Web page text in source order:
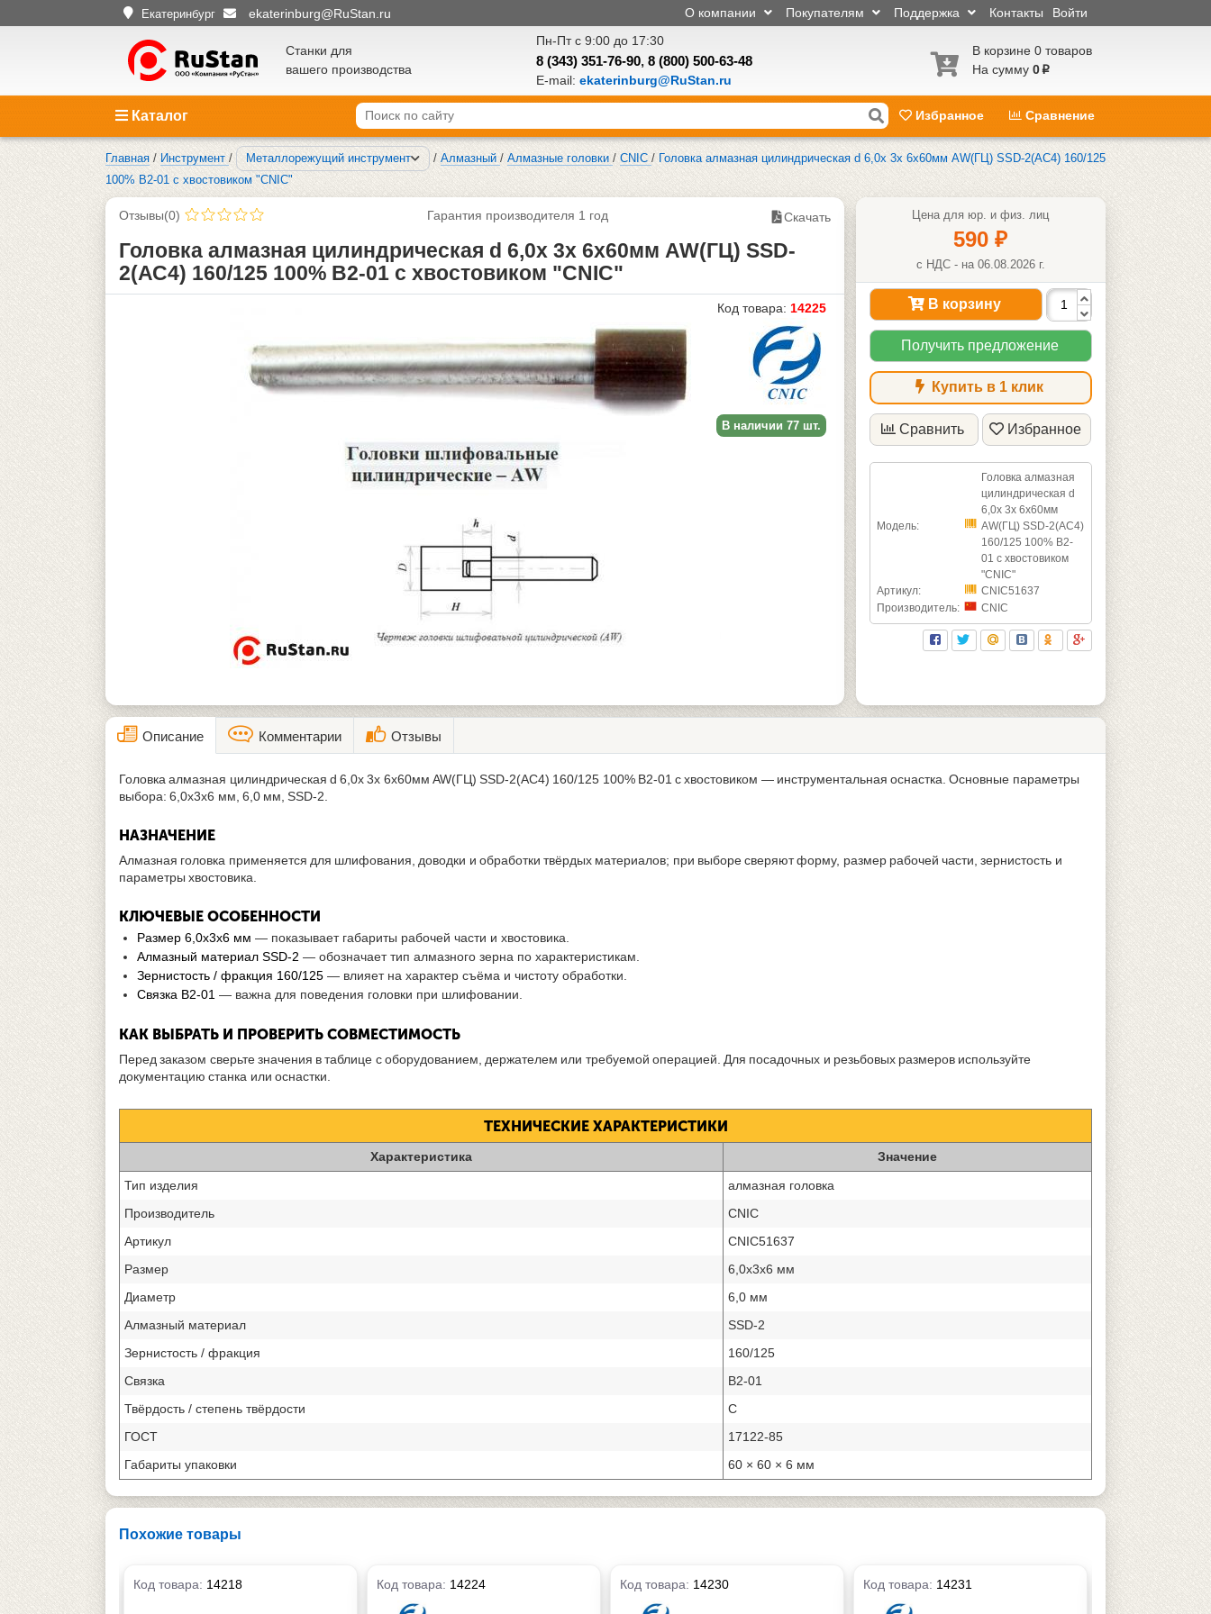
Екатеринбург ekaterinburg@RuStan.ru Войти
Контакты
Поддержка
Покупателям
О компании
Станки для
вашего производства
Пн-Пт с 9:00 до 17:30
8 (343) 351-76-90, 8 (800) 500-63-48
E-mail: ekaterinburg@RuStan.ru
В корзине 0 товаров
На сумму 0 p
Каталог Избранное Сравнение
Главная / Инструмент / Металлорежущий инструмент / Алмазный / Алмазные головки / CNIC / Головка алмазная цилиндрическая d 6,0х 3х 6х60мм AW(ГЦ) SSD-2(АС4) 160/125
100% В2-01 с хвостовиком "CNIC"
Отзывы(0) Гарантия производителя 1 год Скачать
Головка алмазная цилиндрическая d 6,0х 3х 6х60мм AW(ГЦ) SSD-
2(АС4) 160/125 100% В2-01 с хвостовиком "CNIC"
Код товара: 14225
В наличии 77 шт.
Цена для юр. и физ. лиц
590₽
с НДС - на 06.08.2026 г.
В корзину
Получить предложение
Купить в 1 клик
Сравнить Избранное
Модель:
Головка алмазная
цилиндрическая d
6,0х 3х 6х60мм
AW(ГЦ) SSD-2(АС4)
160/125 100% В2-
01 с хвостовиком
"CNIC"
Артикул:
CNIC51637
Производитель:
CNIC
Описание Комментарии Отзывы
Головка алмазная цилиндрическая d 6,0х 3х 6х60мм AW(ГЦ) SSD-2(АС4) 160/125 100% В2-01 с хвостовиком — инструментальная оснастка. Основные параметры
выбора: 6,0х3х6 мм, 6,0 мм, SSD-2.
НАЗНАЧЕНИЕ
Алмазная головка применяется для шлифования, доводки и обработки твёрдых материалов; при выборе сверяют форму, размер рабочей части, зернистость и
параметры хвостовика.
КЛЮЧЕВЫЕ ОСОБЕННОСТИ
Размер 6,0х3х6 мм — показывает габариты рабочей части и хвостовика.
Алмазный материал SSD-2 — обозначает тип алмазного зерна по характеристикам.
Зернистость / фракция 160/125 — влияет на характер съёма и чистоту обработки.
Связка В2-01 — важна для поведения головки при шлифовании.
КАК ВЫБРАТЬ И ПРОВЕРИТЬ СОВМЕСТИМОСТЬ
Перед заказом сверьте значения в таблице с оборудованием, держателем или требуемой операцией. Для посадочных и резьбовых размеров используйте
документацию станка или оснастки.
ТЕХНИЧЕСКИЕ ХАРАКТЕРИСТИКИ
Характеристика
Значение
Тип изделия
алмазная головка
Производитель
CNIC
Артикул
CNIC51637
Размер
6,0х3х6 мм
Диаметр
6,0 мм
Алмазный материал
SSD-2
Зернистость / фракция
160/125
Связка
В2-01
Твёрдость / степень твёрдости
С
ГОСТ
17122-85
Габариты упаковки
60 × 60 × 6 мм
Похожие товары
Код товара: 14218 Код товара: 14224 Код товара: 14230 Код товара: 14231 Код товара: